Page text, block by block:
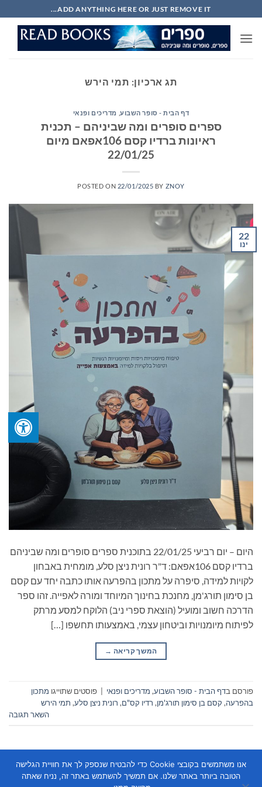
to
content
ADD ANYTHING HERE OR JUST REMOVE IT...
תג ארכיון: תמי הירש
דף הבית - סופר השבוע, מדריכים ופנאי
ספרים סופרים ומה שביניהם – תכנית
ראיונות ברדיו קסם 106אפאם מיום
22/01/25
POSTED ON 22/01/2025 BY ZNOY
22
ינו
היום – יום רביעי 22/01/25 בתוכנית ספרים סופרים ומה שביניהם
ברדיו קסם 106אפאם: ד"ר רונית ניצן סלע, מומחית באבחון
לקויות למידה, סיפרה על מתכון בהפרעה אותו כתבה יחד עם קסם
בן סימון תורג'מן, מחנכת בחינוך המיוחד ומורה לאפייה. זהו ספר
הדרכה חשוב ומועיל (הוצאת ספרי ניב) הלוקח למסע מרתק
לפיתוח מיומנויות וביטחון עצמי, באמצעותו תחשפו […]
המשך קריאה →
פורסם בדף הבית - סופר השבוע, מדריכים ופנאי פוסטים שתוייגו מתכון
בהפרעה, קסם בן סימון תורג'מן, רדיו קס"ם, רונית ניצן סלע, תמי הירש
השאר תגובה
אנו משתמשים בקובצי Cookie כדי להבטיח שנספק לך את חוויית הגלישה
הטובה ביותר באתר שלנו. אם תמשיך להשתמש באתר זה, נניח שאתה